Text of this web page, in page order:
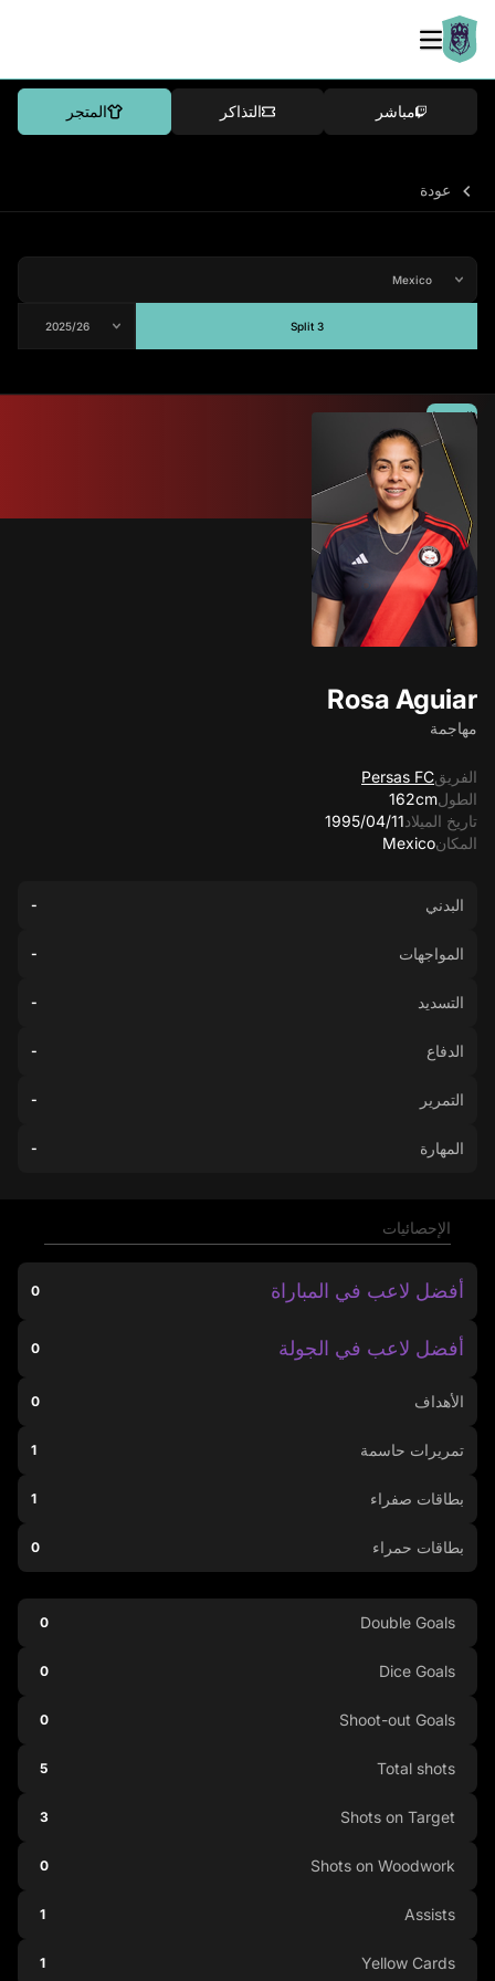
مباشر التذاكر المتجر
عودة
Split 3
Rosa Aguiar
مهاجمة
الفريقPersas FC
الطول162cm
تاريخ الميلاد11‏/04‏/1995
المكانMexico
المتوسط
البدني -
المواجهات -
التسديد -
الدفاع -
التمرير -
المهارة -
الإحصائيات
أفضل لاعب في المباراة 0
أفضل لاعب في الجولة 0
الأهداف 0
تمريرات حاسمة 1
بطاقات صفراء 1
بطاقات حمراء 0
Double Goals
0
Dice Goals
0
Shoot-out Goals
0
Total shots
5
Shots on Target
3
Shots on Woodwork
0
Assists
1
Yellow Cards
1